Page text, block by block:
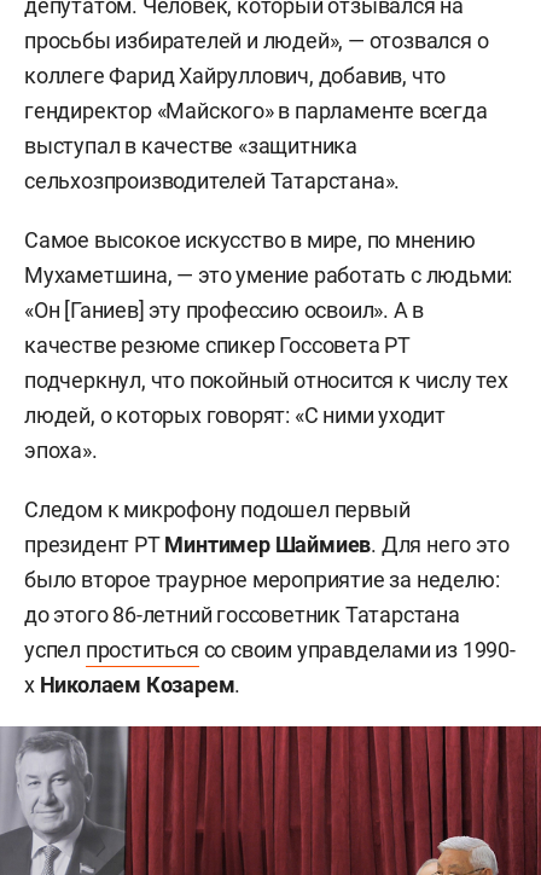
просьбы избирателей и людей», — отозвался о
коллеге Фарид Хайруллович, добавив, что
гендиректор «Майского» в парламенте всегда
выступал в качестве «защитника
сельхозпроизводителей Татарстана».
Самое высокое искусство в мире, по мнению
Мухаметшина, — это умение работать с людьми:
«Он [Ганиев] эту профессию освоил». А в
качестве резюме спикер Госсовета РТ
подчеркнул, что покойный относится к числу тех
людей, о которых говорят: «С ними уходит
эпоха».
Следом к микрофону подошел первый
президент РТМинтимер Шаймиев. Для него это
было второе траурное мероприятие за неделю:
до этого 86-летний госсоветник Татарстана
успел проститься со своим управделами из 1990-
х Николаем Козарем.